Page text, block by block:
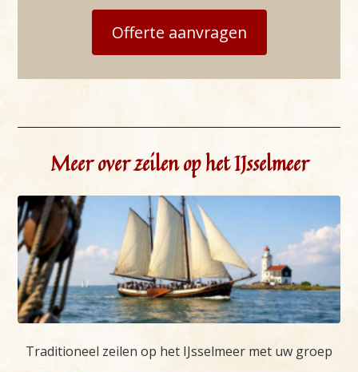
Offerte aanvragen
Meer over zeilen op het IJsselmeer
Traditioneel zeilen op het IJsselmeer met uw groep